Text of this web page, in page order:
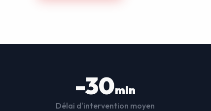
-30min
Délai d'intervention moyen